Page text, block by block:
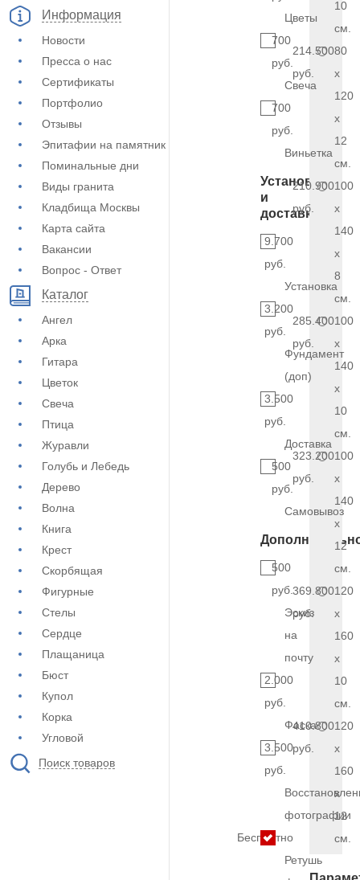
Информация
Новости
Пресса о нас
Сертификаты
Портфолио
Отзывы
Эпитафии на памятник
Поминальные дни
Виды гранита
Кладбища Москвы
Карта сайта
Вакансии
Вопрос - Ответ
Каталог
Ангел
Арка
Гитара
Цветок
Свеча
Птица
Журавли
Голубь и Лебедь
Дерево
Волна
Книга
Крест
Скорбящая
Фигурные
Стелы
Сердце
Плащаница
Бюст
Купол
Корка
Угловой
Поиск товаров
Цветы
700
руб.
Свеча
700
руб.
Виньетка
Установка
и
доставка
9.700
руб.
Установка
3.200
руб.
Фундамент
(доп)
3.500
руб.
Доставка
500
руб.
Самовывоз
500
руб.
Эскиз
на
почту
2.000
руб.
Фаска
3.500
руб.
фотографии
Бесплатно
Ретушь
10
см.
214.500
руб.
80
x
120
x
12
см.
210.900
руб.
100
x
140
x
8
см.
285.400
руб.
100
x
140
x
10
см.
323.200
руб.
100
x
140
x
12
см.
369.800
руб.
120
x
160
x
10
см.
410.800
руб.
120
x
160
x
12
см.